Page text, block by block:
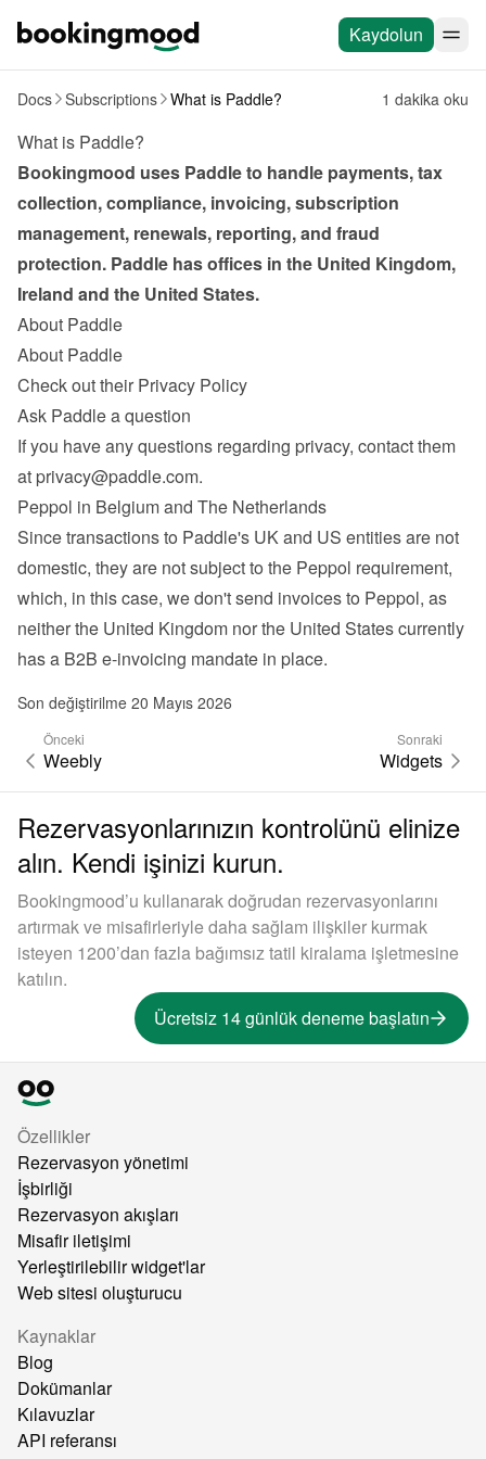
Kaydolun
Docs Subscriptions What is Paddle? 1 dakika oku
What is Paddle?
Bookingmood uses Paddle to handle payments, tax
collection, compliance, invoicing, subscription
management, renewals, reporting, and fraud
protection. Paddle has offices in the United Kingdom,
Ireland and the United States.
About Paddle
About Paddle
Check out their Privacy Policy
Ask Paddle a question
If you have any questions regarding privacy, contact them
at privacy@paddle.com.
Peppol in Belgium and The Netherlands
Since transactions to Paddle's UK and US entities are not
domestic, they are not subject to the Peppol requirement,
which, in this case, we don't send invoices to Peppol, as
neither the United Kingdom nor the United States currently
has a B2B e-invoicing mandate in place.
Son değiştirilme 20 Mayıs 2026
Önceki
Weebly
Sonraki
Widgets
Rezervasyonlarınızın kontrolünü elinize
alın. Kendi işinizi kurun.
Bookingmood’u kullanarak doğrudan rezervasyonlarını
artırmak ve misafirleriyle daha sağlam ilişkiler kurmak
isteyen 1200’dan fazla bağımsız tatil kiralama işletmesine
katılın.
Ücretsiz 14 günlük deneme başlatın
Özellikler
Rezervasyon yönetimi
İşbirliği
Rezervasyon akışları
Misafir iletişimi
Yerleştirilebilir widget'lar
Web sitesi oluşturucu
Kaynaklar
Blog
Dokümanlar
Kılavuzlar
API referansı